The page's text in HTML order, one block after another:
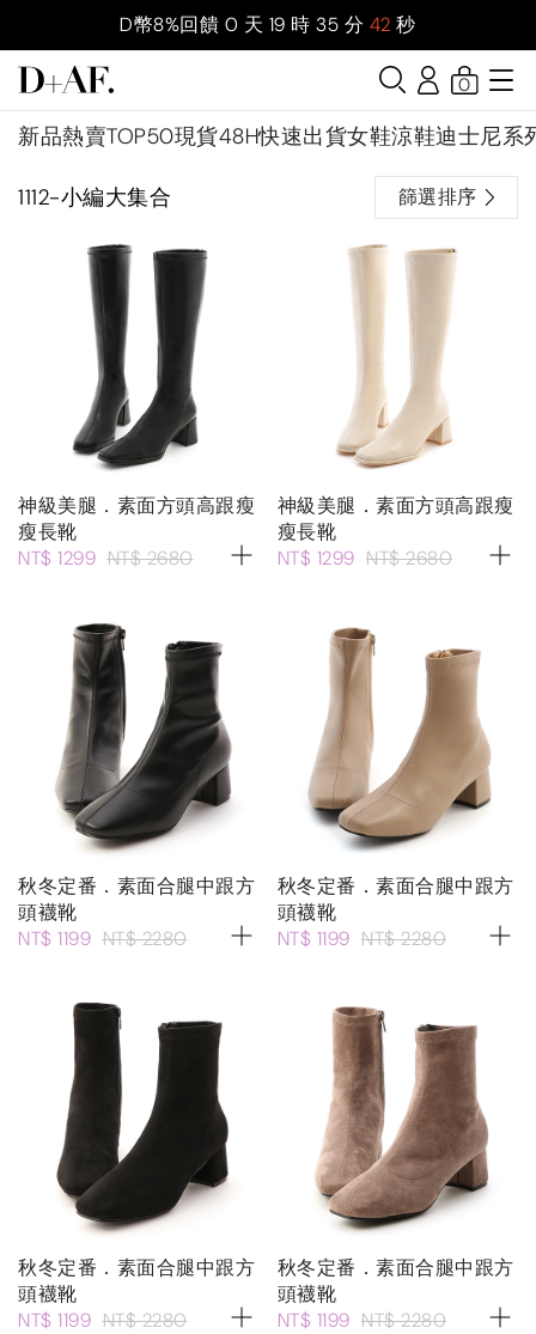
D幣8%回饋 0 天 19 時 35 分 41 秒
新品熱賣TOP50現貨48H快速出貨女鞋涼鞋迪士尼系
0
1112-小編大集合 篩選排序
神級美腿．素面方頭高跟瘦
瘦長靴
NT$ 1299 NT$ 2680
神級美腿．素面方頭高跟瘦
瘦長靴
NT$ 1299 NT$ 2680
秋冬定番．素面合腿中跟方
頭襪靴
NT$ 1199 NT$ 2280
秋冬定番．素面合腿中跟方
頭襪靴
NT$ 1199 NT$ 2280
秋冬定番．素面合腿中跟方
頭襪靴
NT$ 1199 NT$ 2280
秋冬定番．素面合腿中跟方
頭襪靴
NT$ 1199 NT$ 2280